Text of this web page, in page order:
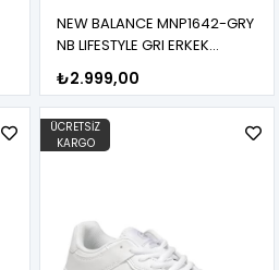
NEW BALANCE MNP1642-GRY
NB LIFESTYLE GRI ERKEK
EŞOFMAN ALTI
₺2.999,00
ÜCRETSIZ
KARGO